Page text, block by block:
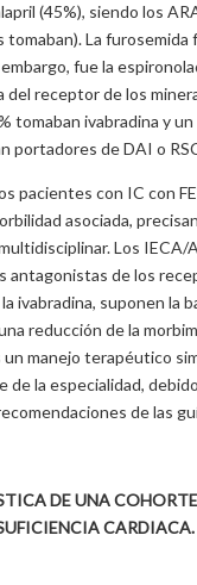
(45%), siendo los
tomaban). La furosemida
fue la
del receptor de los
tomaban ivabradina y
portadores de DAI o
pacientes con IC con
asociada,
Los IECA/
antagonistas de los
ivabradina, suponen la
reducción de la
manejo terapéutico
la especialidad,
de las
DE UNA
CARDIACA.